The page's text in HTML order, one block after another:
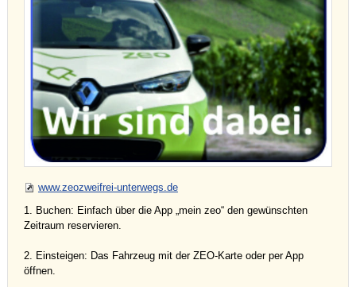
www.zeozweifrei-unterwegs.de
1. Buchen: Einfach über die App „mein zeo“ den gewünschten
Zeitraum reservieren.
2. Einsteigen: Das Fahrzeug mit der ZEO-Karte oder per App
öffnen.